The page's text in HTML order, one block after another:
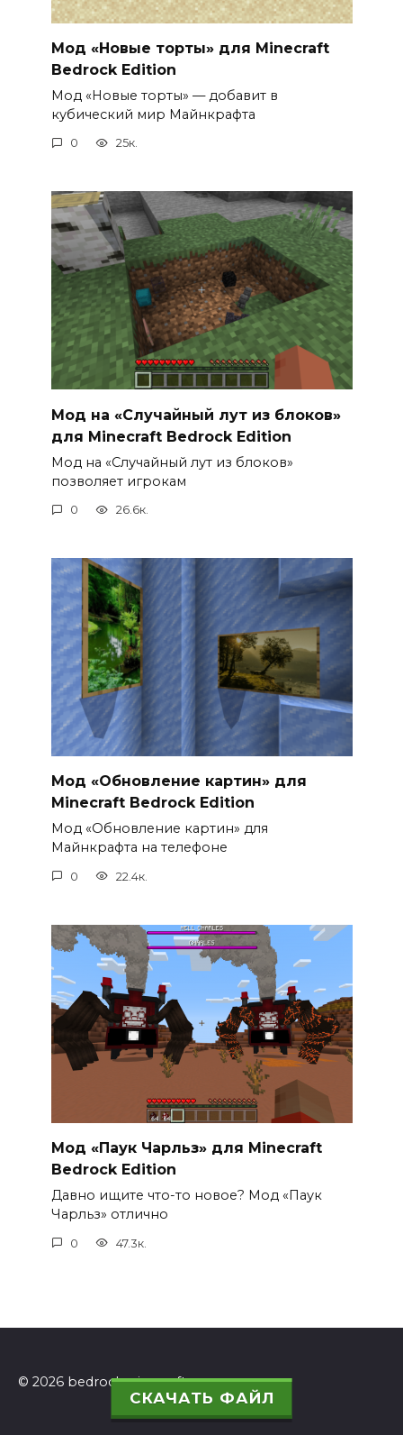
СКАЧАТЬ ФАЙЛ
Мод «Новые торты» для Minecraft
Bedrock Edition
Мод «Новые торты» — добавит в
кубический мир Майнкрафта
0 25к.
Мод на «Случайный лут из блоков»
для Minecraft Bedrock Edition
Мод на «Случайный лут из блоков»
позволяет игрокам
0 26.6к.
Мод «Обновление картин» для
Minecraft Bedrock Edition
Мод «Обновление картин» для
Майнкрафта на телефоне
0 22.4к.
Мод «Паук Чарльз» для Minecraft
Bedrock Edition
Давно ищите что-то новое? Мод «Паук
Чарльз» отлично
0 47.3к.
© 2026 bedrockminecraft.ru